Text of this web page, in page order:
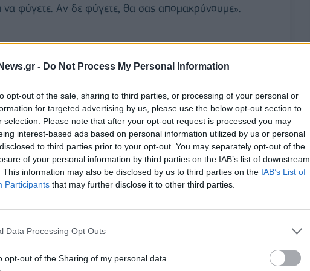
- Do Not Process My Personal Information
opt-out of the sale, sharing to third parties, or processing of your personal or
for targeted advertising by us, please use the below opt-out section to
selection. Please note that after your opt-out request is processed you may
interest-based ads based on personal information utilized by us or personal
to third parties prior to your opt-out. You may separately opt-out of the
of your personal information by third parties on the IAB’s list of downstream
This information may also be disclosed by us to third parties on the IAB’s List of
Participants that may further disclose it to other third parties.
Data Processing Opt Outs
opt-out of the Sharing of my personal data.
να φύγετε. Αν δε φύγετε, θα σας απομακρύνουμε».
που ανακοινώνει η κυβέρνηση της Βρετανίας
τη μετανάστευση. Εξάλλου
ότι αργότερα μέσα στον Σεπτέμβριο θα